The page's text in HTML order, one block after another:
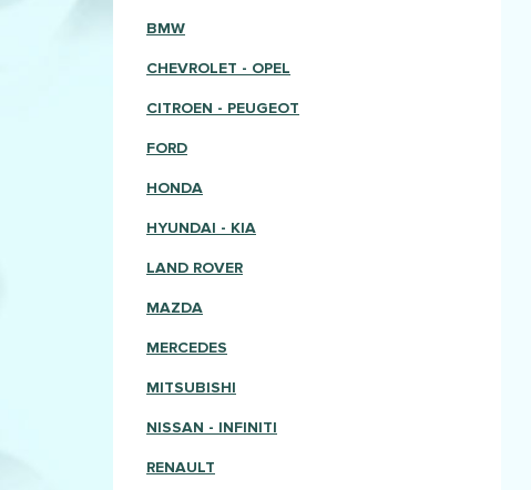
BMW
CHEVROLET - OPEL
CITROEN - PEUGEOT
FORD
HONDA
HYUNDAI - KIA
LAND ROVER
MAZDA
MERCEDES
MITSUBISHI
NISSAN - INFINITI
RENAULT